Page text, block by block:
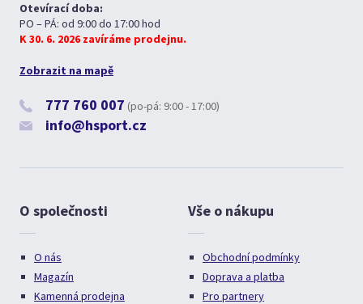
Otevírací doba:
PO – PÁ: od 9:00 do 17:00 hod
K 30. 6. 2026 zavíráme prodejnu.
Zobrazit na mapě
777 760 007 (po-pá: 9:00 - 17:00)
info@hsport.cz
O společnosti
O nás
Magazín
Kamenná prodejna
Vše o nákupu
Obchodní podmínky
Doprava a platba
Pro partnery